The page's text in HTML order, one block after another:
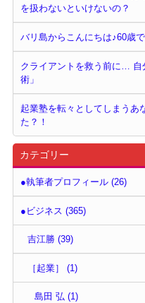
を扱わないといけないの？
バリ島からこんにちは♪60歳
クライアントを救う前に… 自
術」
起業塾を転々としてしまうあ
た？！
カテゴリー
●執筆者プロフィール (26)
●ビジネス (365)
吉江勝 (39)
［起業］ (1)
島田 弘 (1)